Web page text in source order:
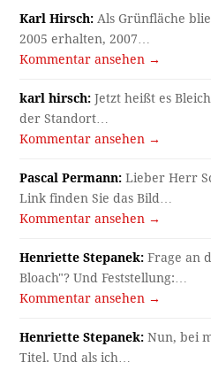
Karl Hirsch: Als Grünfläche
2005 erhalten, 2007…
Kommentar ansehen →
karl hirsch: Jetzt heißt es
der Standort…
Kommentar ansehen →
Pascal Permann: Lieber Herr
Link finden Sie das Bild…
Kommentar ansehen →
Henriette Stepanek: Frage an
Bloach"? Und Feststellung:…
Kommentar ansehen →
Henriette Stepanek: Nun, bei
Titel. Und als ich…